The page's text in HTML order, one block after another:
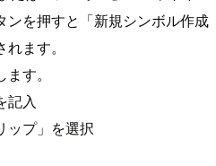
ンを押すと「新規シンボル作成
ます。
す。
記入
ップ」を選択